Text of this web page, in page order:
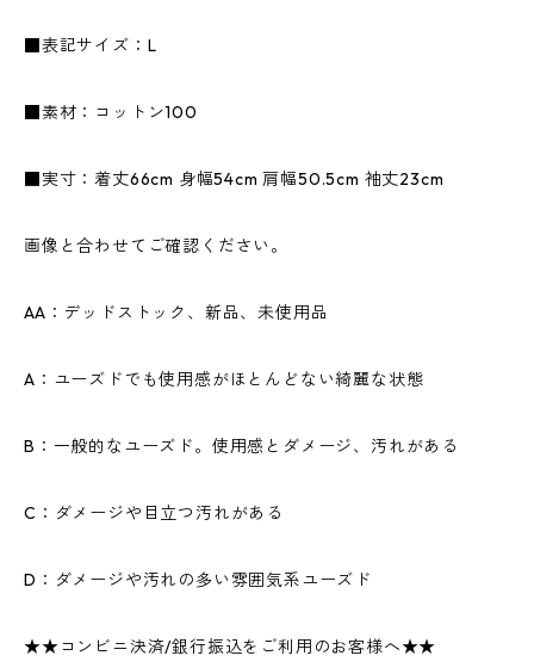
■表記サイズ：L
■素材：コットン100
■実寸：着丈66cm 身幅54cm 肩幅50.5cm 袖丈23cm
画像と合わせてご確認ください。
AA：デッドストック、新品、未使用品
A：ユーズドでも使用感がほとんどない綺麗な状態
B：一般的なユーズド。使用感とダメージ、汚れがある
C：ダメージや目立つ汚れがある
D：ダメージや汚れの多い雰囲気系ユーズド
★★コンビニ決済/銀行振込をご利用のお客様へ★★